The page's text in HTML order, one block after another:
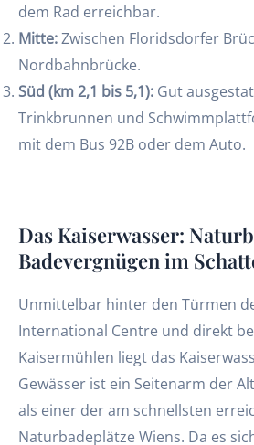
dem Rad erreichbar.
Mitte:Zwischen Floridsdorfer
Nordbahnbrücke.
Süd (km 2,1 bis 5,1): Gut
Trinkbrunnen und
mit dem Bus 92B oder dem Auto.
Das Kaiserwasser:
Badevergnügen im
Unmittelbar hinter den Türmen
International Centre und direkt
Kaisermühlen liegt das
Gewässer ist ein Seitenarm der
als einer der am schnellsten
Naturbadeplätze Wiens. Da es